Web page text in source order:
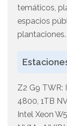
temáticos,
espacios
plantaciones.
Z2 G9 TWR:
4800, 1TB
Intel Xeon